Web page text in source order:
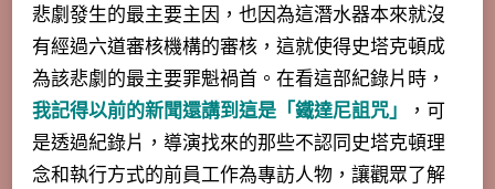
悲劇發生的最主要主因，也因為這潛水器本來就沒
有經過六道審核機構的審核，這就使得史塔克頓成
為該悲劇的最主要罪魁禍首。在看這部紀錄片時，
我記得以前的新聞還講到這是「鐵達尼詛咒」
，可
是透過紀錄片， 導演找來的那些不認同史塔克頓理
念和執行方式的前員工作為專訪人物，讓觀眾了解